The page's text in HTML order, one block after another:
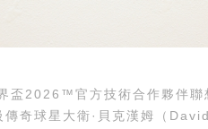
2026™官方技術合作夥伴聯
傳奇球星大衛·貝克漢姆（